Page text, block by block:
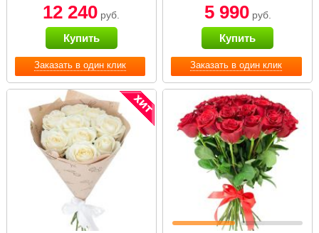
Заказать в один клик
12 240 руб.
Купить
Заказать в один клик
5 990руб.
Купить